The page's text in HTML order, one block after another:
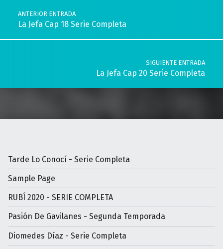
ANTERIOR ENTRADA
La Jefa Cap 18 Serie Completa
SIGUIENTE ENTRADA
La Jefa Cap 20 Serie Completa
Tarde Lo Conocí - Serie Completa
Sample Page
RUBÍ 2020 - SERIE COMPLETA
Pasión De Gavilanes - Segunda Temporada
Diomedes Díaz - Serie Completa